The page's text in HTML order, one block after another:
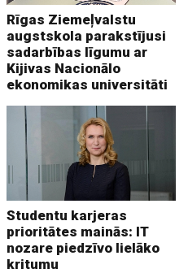
Rīgas Ziemeļvalstu
augstskola parakstījusi
sadarbības līgumu ar
Kijivas Nacionālo
ekonomikas universitāti
Studentu karjeras
prioritātes mainās: IT
nozare piedzīvo lielāko
kritumu